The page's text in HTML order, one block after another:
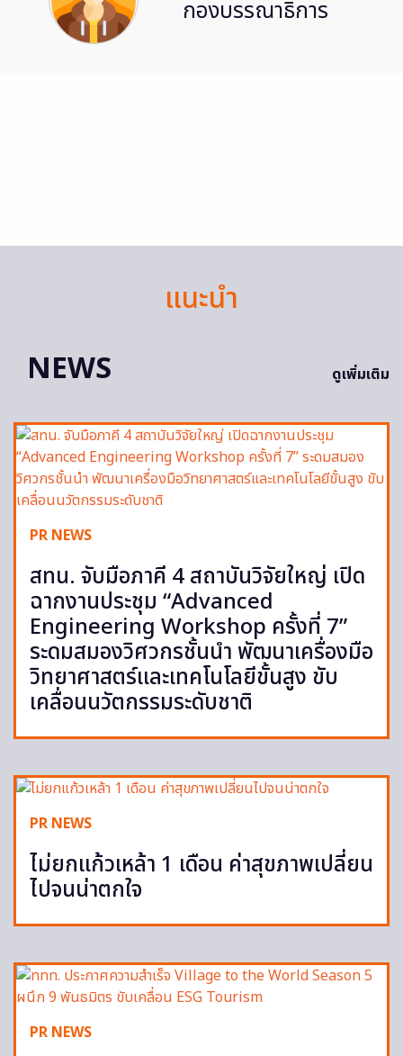
กองบรรณาธิการ
แนะนำ
NEWS
ดูเพิ่มเติม
PR NEWS
สทน. จับมือภาคี 4 สถาบันวิจัยใหญ่ เปิด
ฉากงานประชุม “Advanced
Engineering Workshop ครั้งที่ 7”
ระดมสมองวิศวกรชั้นนำ พัฒนาเครื่องมือ
วิทยาศาสตร์และเทคโนโลยีขั้นสูง ขับ
เคลื่อนนวัตกรรมระดับชาติ
PR NEWS
ไม่ยกแก้วเหล้า 1 เดือน ค่าสุขภาพเปลี่ยน
ไปจนน่าตกใจ
PR NEWS